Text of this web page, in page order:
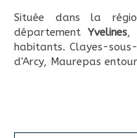
Située dans la
département Yvelines,
habitants. Clayes-
d'Arcy, Maurepas